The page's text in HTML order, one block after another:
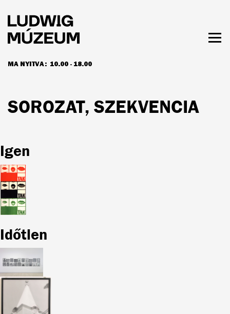
tartalomra
MA NYITVA: 10.00 - 18.00
NYITVATARTÁS ÉS JEGYÁRAK
SOROZAT, SZEKVENCIA
Igen
Időtlen